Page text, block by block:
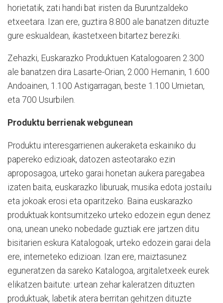
horietatik, zati handi bat iristen da Buruntzaldeko
etxeetara. Izan ere, guztira 8.800 ale banatzen dituzte
gure eskualdean, ikastetxeen bitartez bereziki.
Zehazki, Euskarazko Produktuen Katalogoaren 2.300
ale banatzen dira Lasarte-Orian, 2.000 Hernanin, 1.600
Andoainen, 1.100 Astigarragan, beste 1.100 Urnietan,
eta 700 Usurbilen.
Produktu berrienak webgunean
Produktu interesgarrienen aukeraketa eskainiko du
papereko edizioak, datozen asteotarako ezin
aproposagoa, urteko garai honetan aukera paregabea
izaten baita, euskarazko liburuak, musika edota jostailu
eta jokoak erosi eta oparitzeko. Baina euskarazko
produktuak kontsumitzeko urteko edozein egun denez
ona, unean uneko nobedade guztiak ere jartzen ditu
bisitarien eskura Katalogoak, urteko edozein garai dela
ere, interneteko edizioan. Izan ere, maiztasunez
eguneratzen da sareko Katalogoa, argitaletxeek eurek
elikatzen baitute: urtean zehar kaleratzen dituzten
produktuak, labetik atera berritan gehitzen dituzte